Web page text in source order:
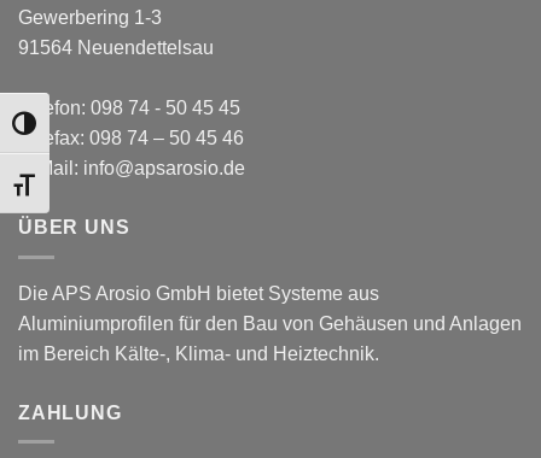
TOGGLE HIGH CONTRAST
TOGGLE FONT SIZE
Gewerbering 1-3
91564 Neuendettelsau
Telefon: 098 74 - 50 45 45
Telefax: 098 74 – 50 45 46
E-Mail: info@apsarosio.de
ÜBER UNS
Die APS Arosio GmbH bietet Systeme aus
Aluminiumprofilen für den Bau von Gehäusen und Anlagen
im Bereich Kälte-, Klima- und Heiztechnik.
ZAHLUNG